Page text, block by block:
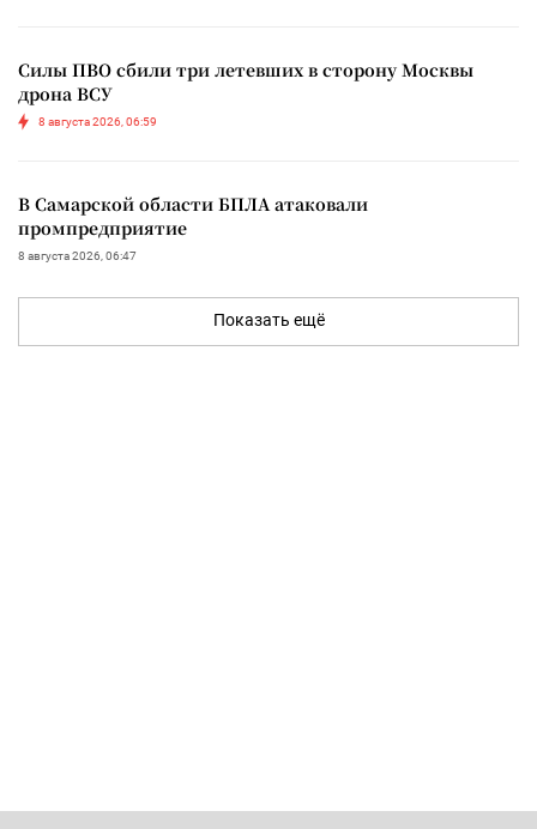
Силы ПВО сбили три летевших в сторону Москвы
дрона ВСУ
8 августа 2026, 06:59
В Самарской области БПЛА атаковали
промпредприятие
8 августа 2026, 06:47
Показать ещё